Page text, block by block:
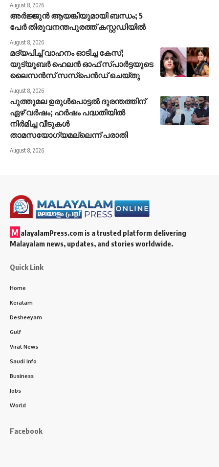
August 8, 2026
അർജ്ജുൻ ആയങ്കിയുമായി ബന്ധം; 5
പേർ തിരുവനന്തപുരത്ത് കസ്റ്റഡിയിൽ
August 8, 2026
മദ്യപിച്ച് വാഹനം ഓടിച്ച കേസ്;
യുട്യൂബര്‍ ഹെലന്‍ ഓഫ് സ്പാര്‍ട്ടയുടെ
ലൈസന്‍സ് സസ്പെന്‍ഡ് ചെയ്തു
August 8, 2026
പുത്തുമല ഉരുള്‍പൊട്ടല്‍ ദുരന്തത്തിന്
ഏഴ് വര്‍ഷം; ഹര്‍ഷം പദ്ധതിയില്‍
നിര്‍മിച്ച വീടുകള്‍
താമസയോഗ്യമല്ലെന്ന് പരാതി
August 8, 2026
M alayalamPress.com is a trusted platform delivering
Malayalam news, updates, and stories worldwide.
Quick Link
Home
Keralam
Desheeyam
Gulf
Viral News
Saudi Info
Business
Jobs
World
Facebook